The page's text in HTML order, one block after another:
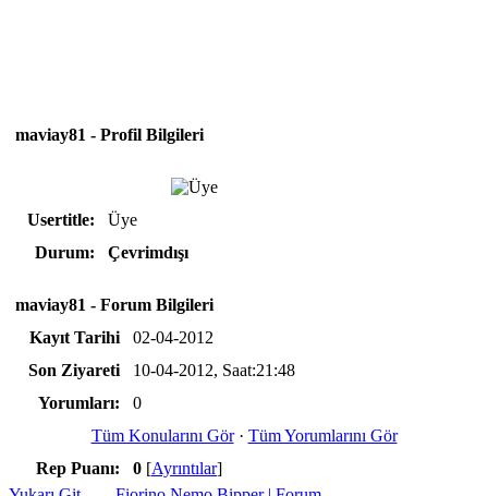
maviay81 - Profil Bilgileri
Usertitle:
Üye
Durum:
Çevrimdışı
maviay81 - Forum Bilgileri
Kayıt Tarihi
02-04-2012
Son Ziyareti
10-04-2012, Saat:21:48
Yorumları:
0
Tüm Konularını Gör· Tüm Yorumlarını Gör
Rep Puanı:
0 [Ayrıntılar]